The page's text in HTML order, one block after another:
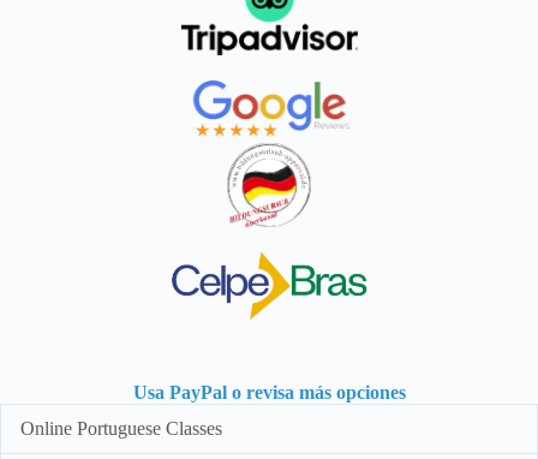
Usa PayPal o revisa más opciones
Online Portuguese Classes